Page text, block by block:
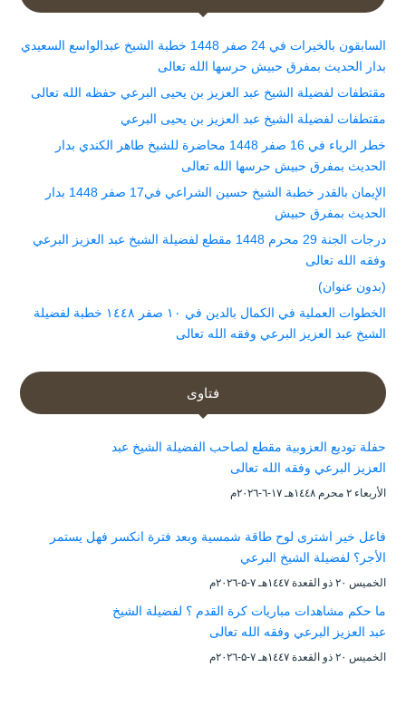
السابقون بالخيرات في 24 صفر 1448 خطبة الشيخ عبدالواسع السعيدي
بدار الحديث بمفرق حبيش حرسها الله تعالى
مقتطفات لفضيلة الشيخ عبد العزيز بن يحيى البرعي حفظه الله تعالى
مقتطفات لفضيلة الشيخ عبد العزيز بن يحيى البرعي
خطر الرياء في 16 صفر 1448 محاضرة للشيخ طاهر الكندي بدار
الحديث بمفرق حبيش حرسها الله تعالى
الإيمان بالقدر خطبة الشيخ حسين الشراعي في17 صفر 1448 بدار
الحديث بمفرق حبيش
درجات الجنة 29 محرم 1448 مقطع لفضيلة الشيخ عبد العزيز البرعي
وفقه الله تعالى
(بدون عنوان)
الخطوات العملية في الكمال بالدين في ١٠ صفر ١٤٤٨ خطبة لفضيلة
الشيخ عبد العزيز البرعي وفقه الله تعالى
فتاوى
حفلة توديع العزوبية مقطع لصاحب الفضيلة الشيخ عبد
العزيز البرعي وفقه الله تعالى
الأربعاء ۲ محرم ۱٤٤۸هـ ۱۷-٦-۲۰۲٦م
فاعل خير اشترى لوح طاقة شمسية وبعد فترة انكسر فهل يستمر
الأجر؟ لفضيلة الشيخ البرعي
الخميس ۲۰ ذو القعدة ۱٤٤۷هـ ۷-۵-۲۰۲٦م
ما حكم مشاهدات مباريات كرة القدم ؟ لفضيلة الشيخ
عبد العزيز البرعي وفقه الله تعالى
الخميس ۲۰ ذو القعدة ۱٤٤۷هـ ۷-۵-۲۰۲٦م